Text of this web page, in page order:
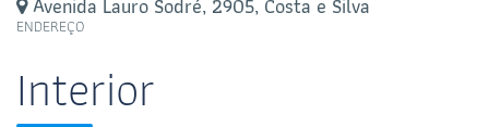
ENDEREÇO
Interior